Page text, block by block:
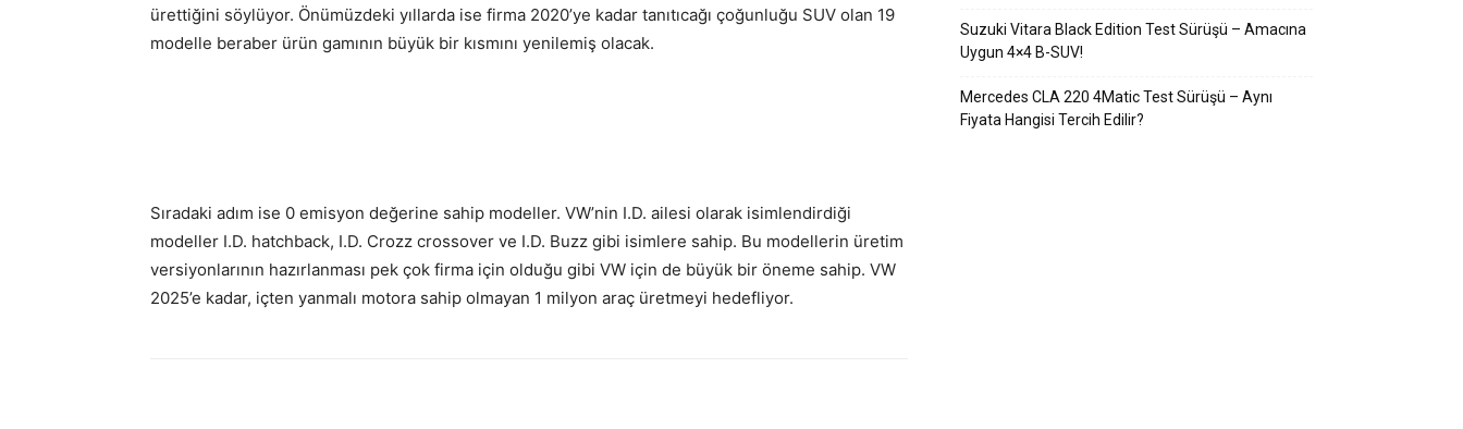
ürettiğini söylüyor. Önümüzdeki yıllarda ise firma 2020’ye kadar tanıtıcağı çoğunluğu SUV olan 19
modelle beraber ürün gamının büyük bir kısmını yenilemiş olacak.
Sıradaki adım ise 0 emisyon değerine sahip modeller. VW’nin I.D. ailesi olarak isimlendirdiği
modeller I.D. hatchback, I.D. Crozz crossover ve I.D. Buzz gibi isimlere sahip. Bu modellerin üretim
versiyonlarının hazırlanması pek çok firma için olduğu gibi VW için de büyük bir öneme sahip. VW
2025’e kadar, içten yanmalı motora sahip olmayan 1 milyon araç üretmeyi hedefliyor.
Suzuki Vitara Black Edition Test Sürüşü – Amacına
Uygun 4×4 B-SUV!
Mercedes CLA 220 4Matic Test Sürüşü – Aynı
Fiyata Hangisi Tercih Edilir?